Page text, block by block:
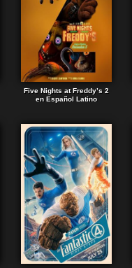
Five Nights at Freddy’s 2
en Español Latino